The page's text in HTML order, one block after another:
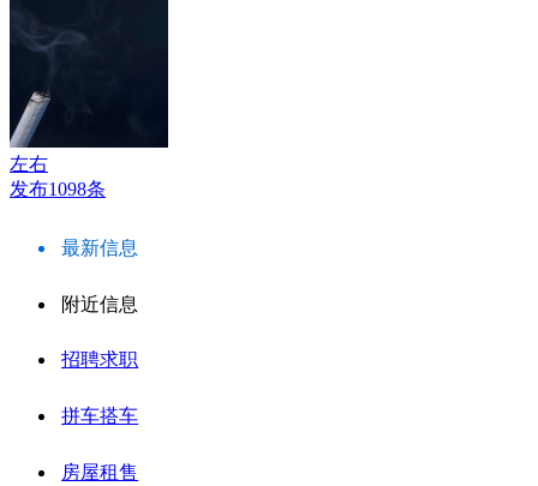
左右
发布1098条
最新信息
附近信息
招聘求职
拼车搭车
房屋租售